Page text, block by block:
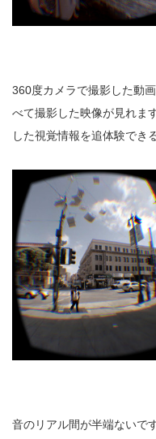
360度カメラで撮影した動
べて撮影した映像が見れま
した視覚情報を追体験でき
音のリアル間が半端ないで